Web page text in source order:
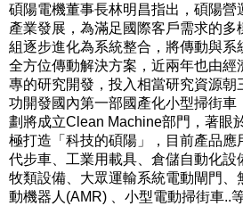
碩陽電機董事長林明昌指出，碩陽營
產業發展，為滿足國際客戶需求的多
組逐步進化為系統整合，將傳動與系
全方位傳動解決方案，近兩年也由經
專的研究開發，投入相當研究資源朝
功開發國內第一部國產化小型掃街車
劃將成立Clean Machine部門，著眼
極打造「科技的碩陽」，目前產品應
代步車、工業用載具、倉儲自動化設
牧類設備、大眾運輸系統電動閘門、
動機器人(AMR) 、小型電動掃街車..